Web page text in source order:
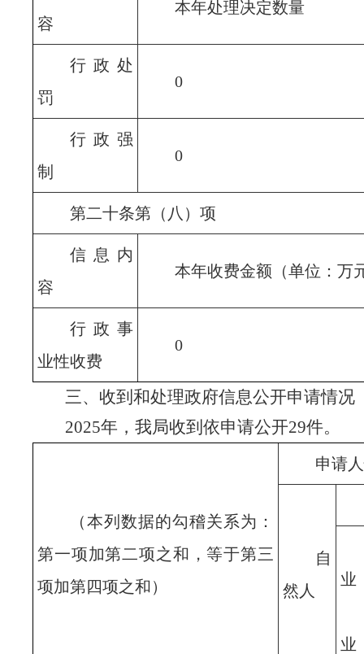
容
本年处理决定数量
行政处
罚
0
行政强
制
0
第二十条第（八）项
信息内
容
本年收费金额（单位：万
行政事
业性收费
0
三、收到和处理政府信息公开申请情况
2025年，我局收到依申请公开29件。
（本列数据的勾稽关系为：
第一项加第二项之和，等于第三
项加第四项之和）
申请
自
然人
业
业